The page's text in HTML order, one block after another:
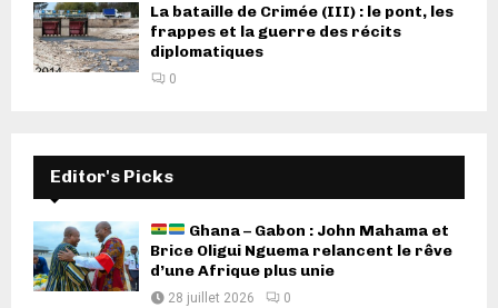
La bataille de Crimée (III) : le pont, les
frappes et la guerre des récits
diplomatiques
0
Editor's Picks
Ghana – Gabon : John Mahama et
Brice Oligui Nguema relancent le rêve
d’une Afrique plus unie
28 juillet 2026 0